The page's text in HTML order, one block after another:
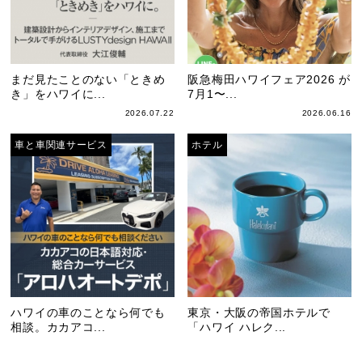
まだ見たことのない「ときめ
き」をハワイに...
2026.07.22
阪急梅田ハワイフェア2026 が
7月1〜...
2026.06.16
車と車関連サービス
ハワイの車のことなら何でも
相談。カカアコ...
ホテル
東京・大阪の帝国ホテルで
「ハワイ ハレク...